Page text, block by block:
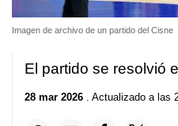
Imagen de archivo de un partido del Cisne
El partido se resolvió
28 mar 2026 . Actualizado a las